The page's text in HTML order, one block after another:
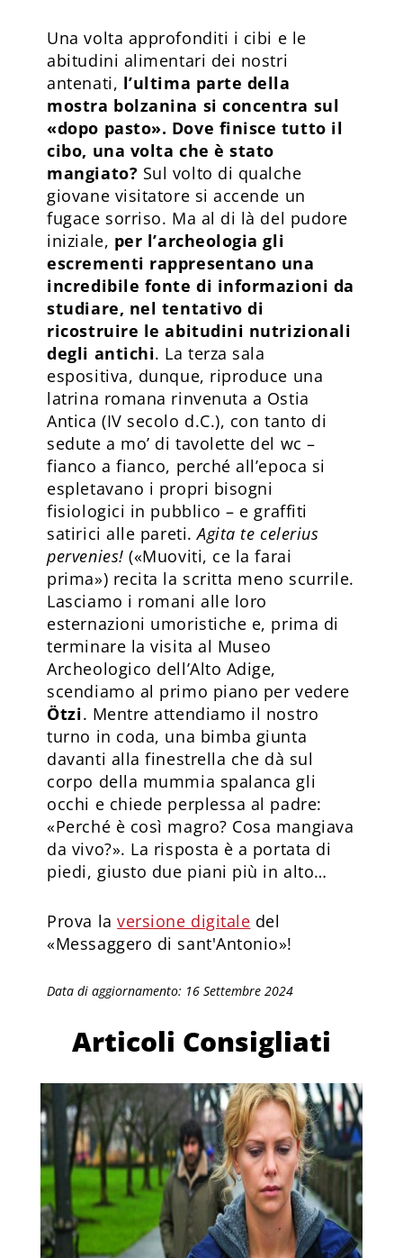
Una volta approfonditi i cibi e le
abitudini alimentari dei nostri
antenati, l’ultima parte della
mostra bolzanina si concentra sul
«dopo pasto». Dove finisce tutto il
cibo, una volta che è stato
mangiato? Sul volto di qualche
giovane visitatore si accende un
fugace sorriso. Ma al di là del pudore
iniziale, per l’archeologia gli
escrementi rappresentano una
incredibile fonte di informazioni da
studiare, nel tentativo di
ricostruire le abitudini nutrizionali
degli antichi. La terza sala
espositiva, dunque, riproduce una
latrina romana rinvenuta a Ostia
Antica (IV secolo d.C.), con tanto di
sedute a mo’ di tavolette del wc –
fianco a fianco, perché all’epoca si
espletavano i propri bisogni
fisiologici in pubblico – e graffiti
satirici alle pareti.Agita te celerius
pervenies!(«Muoviti, ce la farai
prima») recita la scritta meno scurrile.
Lasciamo i romani alle loro
esternazioni umoristiche e, prima di
terminare la visita al Museo
Archeologico dell’Alto Adige,
scendiamo al primo piano per vedere
Ötzi. Mentre attendiamo il nostro
turno in coda, una bimba giunta
davanti alla finestrella che dà sul
corpo della mummia spalanca gli
occhi e chiede perplessa al padre:
«Perché è così magro? Cosa mangiava
da vivo?». La risposta è a portata di
piedi, giusto due piani più in alto…
Prova laversione digitale del
«Messaggero di sant'Antonio»!
Data di aggiornamento: 16 Settembre 2024
Articoli Consigliati